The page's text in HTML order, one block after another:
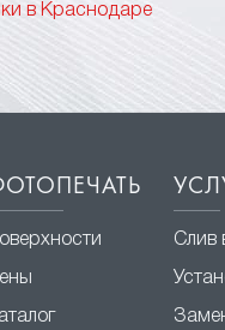
в Краснодаре
Слив